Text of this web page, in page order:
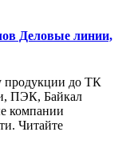
Деловые линии,
продукции до ТК
ПЭК, Байкал
компании
Читайте